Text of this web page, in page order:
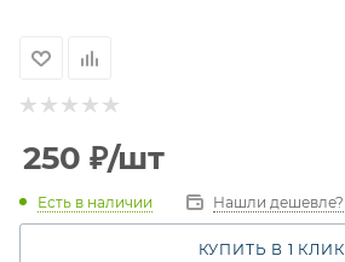
250 ₽/шт
Есть в наличии Нашли дешевле?
КУПИТЬ В 1 КЛИК